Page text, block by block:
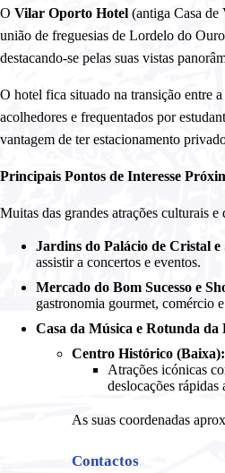
O Vilar Oporto Hotel (antiga Casa de
união de freguesias de Lordelo do
destacando-se pelas suas vistas
O hotel fica situado na transição entre
acolhedores e frequentados por
vantagem de ter estacionamento
Principais Pontos de Interesse
Muitas das grandes atrações culturais
Jardins do Palácio de Cristal
assistir a concertos e eventos.
Mercado do Bom Sucesso e
gastronomia gourmet, comércio
Casa da Música e Rotunda da
Centro Histórico (Baixa):
Atrações icónicas
deslocações
As suas coordenadas
Contactos